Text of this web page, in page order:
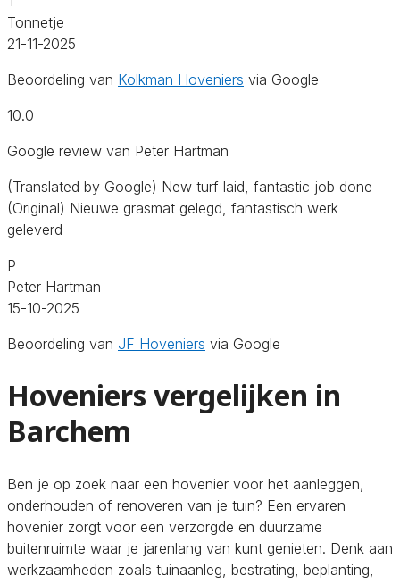
Tonnetje
21-11-2025
Beoordeling van Kolkman Hoveniers via Google
10.0
Google review van Peter Hartman
(Translated by Google) New turf laid, fantastic job done
(Original) Nieuwe grasmat gelegd, fantastisch werk
geleverd
P
Peter Hartman
15-10-2025
Beoordeling van JF Hoveniers via Google
Hoveniers vergelijken in
Barchem
Ben je op zoek naar een hovenier voor het aanleggen,
onderhouden of renoveren van je tuin? Een ervaren
hovenier zorgt voor een verzorgde en duurzame
buitenruimte waar je jarenlang van kunt genieten. Denk aan
werkzaamheden zoals tuinaanleg, bestrating, beplanting,